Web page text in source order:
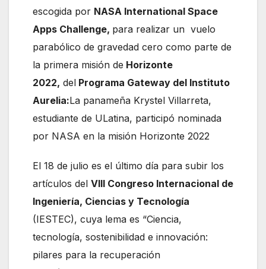
escogida por NASA International Space
Apps Challenge, para realizar un vuelo
parabólico de gravedad cero como parte de
la primera misión de Horizonte
2022, del Programa Gateway del Instituto
Aurelia:La panameña Krystel Villarreta,
estudiante de ULatina, participó nominada
por NASA en la misión Horizonte 2022
El 18 de julio es el último día para subir los
artículos del VIII Congreso Internacional de
Ingeniería, Ciencias y Tecnología
(IESTEC), cuya lema es “Ciencia,
tecnología, sostenibilidad e innovación:
pilares para la recuperación